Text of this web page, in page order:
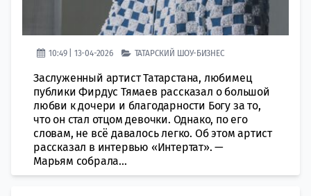
10:49 | 13-04-2026 ТАТАРСКИЙ ШОУ-БИЗНЕС
Заслуженный артист Татарстана, любимец
публики Фирдус Тямаев рассказал о большой
любви к дочери и благодарности Богу за то,
что он стал отцом девочки. Однако, по его
словам, не всё давалось легко. Об этом артист
рассказал в интервью «Интертат». —
Марьям собрала...